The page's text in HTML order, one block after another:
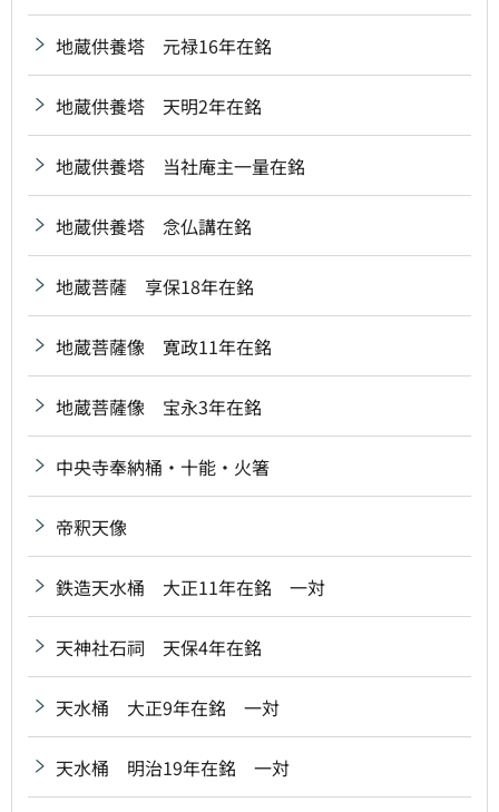
地蔵供養塔 元禄16年在銘
地蔵供養塔 天明2年在銘
地蔵供養塔 当社庵主一量在銘
地蔵供養塔 念仏講在銘
地蔵菩薩 享保18年在銘
地蔵菩薩像 寛政11年在銘
地蔵菩薩像 宝永3年在銘
中央寺奉納桶・十能・火箸
帝釈天像
鉄造天水桶 大正11年在銘 一対
天神社石祠 天保4年在銘
天水桶 大正9年在銘 一対
天水桶 明治19年在銘 一対